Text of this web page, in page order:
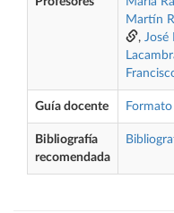
Martín
, José
Guía docente
Bibliografía
recomendada